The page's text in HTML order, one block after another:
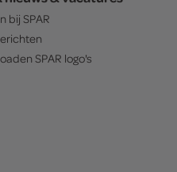
bij SPAR
SPAR logo's